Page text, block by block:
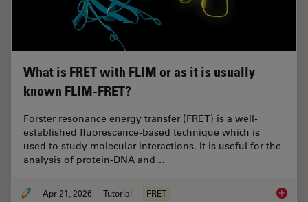
What is FRET with FLIM or as it is usually
known FLIM-FRET?
Förster resonance energy transfer (FRET) is a well-
established fluorescence-based technique which is
used to study molecular interactions. It is useful for the
analysis of protein-DNA and…
Apr 21, 2026 Tutorial FRET What is